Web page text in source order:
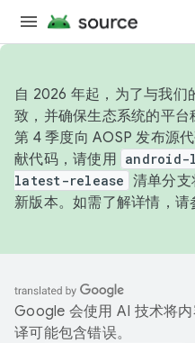
自 2026 年起，为了与我们
致，并确保生态系统的平
第 4 季度向 AOSP 发布源
献代码，请使用
latest-release 清单分支
新版本。如需了解详情，请
Google 会使用 AI 技术将
译可能包含错误。